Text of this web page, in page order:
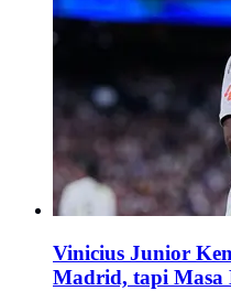
Vinicius Junior
Madrid, tapi Masa